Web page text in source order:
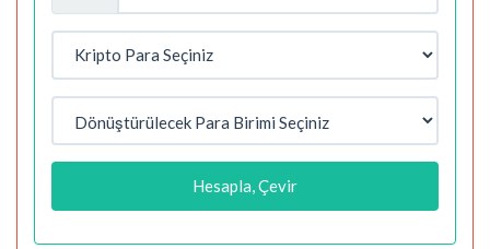
Hesapla, Çevir